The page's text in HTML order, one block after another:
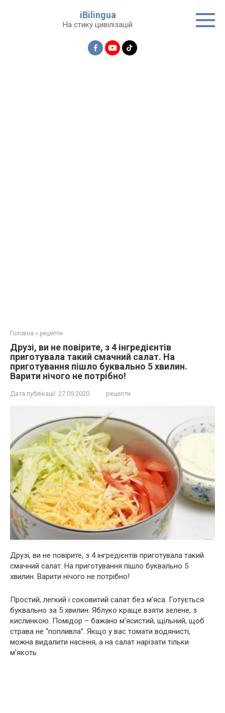
iBilingua
На стику цивілізацій
Головна » рецепти
Друзі, ви не повірите, з 4 інгредієнтів
приготувала такий смачний салат. На
приготування пішло буквально 5 хвилин.
Варити нічого не потрібно!
Дата публікації: 27.05.2020 рецепти
Друзі, ви не повірите, з 4 інгредієнтів приготувала такий
смачний салат. На приготування пішло буквально 5
хвилин. Варити нічого не потрібно!
Простий, легкий і соковитий салат без м’яса. Готується
буквально за 5 хвилин. Яблуко краще взяти зелене, з
кислинкою. Помідор – бажано м’ясистий, щільний, щоб
страва не “попливла”. Якщо у вас томати водянисті,
можна видалити насіння, а на салат нарізати тільки
м’якоть.